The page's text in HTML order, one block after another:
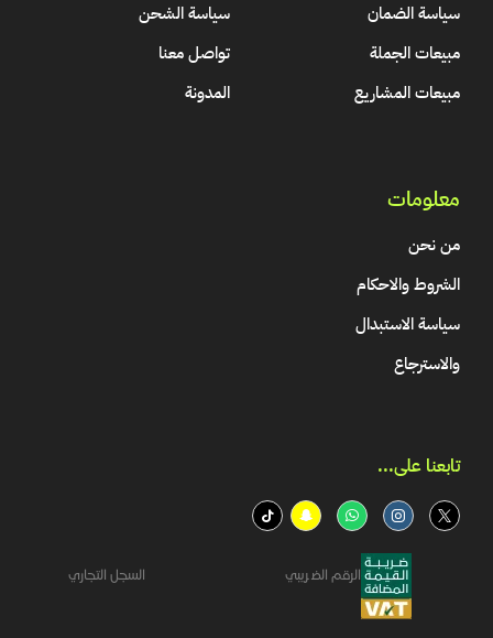
سياسة الضمان
مبيعات الجملة
مبيعات المشاريع
سياسة الشحن
تواصل معنا
المدونة
معلومات
من نحن
الشروط والاحكام
سياسة الاستبدال
والاسترجاع
تابعنا على...​
الرقم الضريبي السجل التجاري